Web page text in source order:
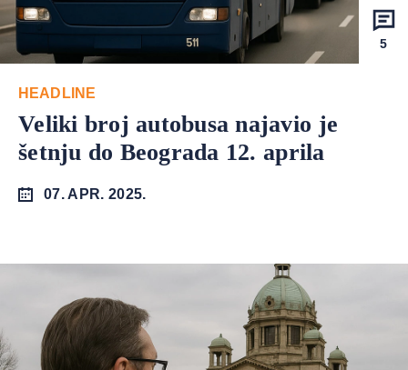
5
HEADLINE
Veliki broj autobusa najavio je
šetnju do Beograda 12. aprila
07. APR. 2025.